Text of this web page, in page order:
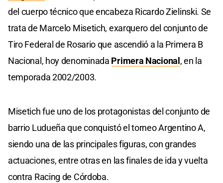
del cuerpo técnico que encabeza Ricardo Zielinski. Se
trata de Marcelo Misetich, exarquero del conjunto de
Tiro Federal de Rosario que ascendió a la Primera B
Nacional, hoy denominada Primera Nacional , en la
temporada 2002/2003.
Misetich fue uno de los protagonistas del conjunto de
barrio Ludueña que conquistó el torneo Argentino A,
siendo una de las principales figuras, con grandes
actuaciones, entre otras en las finales de ida y vuelta
contra Racing de Córdoba.